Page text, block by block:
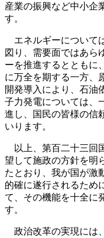
産業の振興など中小企
す。
エネルギーについて
図り、需要面ではあら
ーを推進するとともに
に万全を期する一方、
開発導入により、石油
子力発電については、
進し、国民の皆様の信
いります。
以上、第百二十三回
望して施政の方針を明
たとおり、我が国が激
的確に遂行されるため
て、その機能を十全に
す。
政治改革の実現には